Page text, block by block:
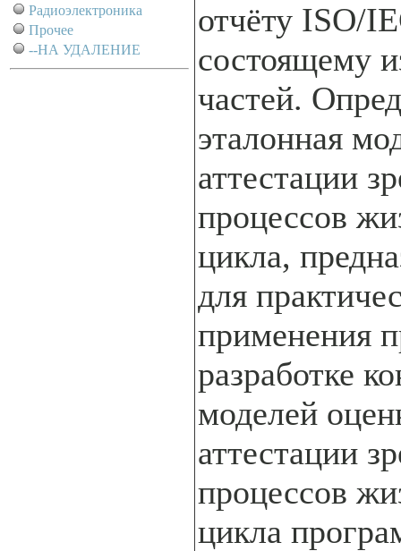
Радиоэлектроника
Прочее
--НА УДАЛЕНИЕ
отчёту ISO/
состоящему
частей.
эталонная
аттестации
процессов
цикла,
для
применения
разработке
моделей
аттестации
процессов
цикла